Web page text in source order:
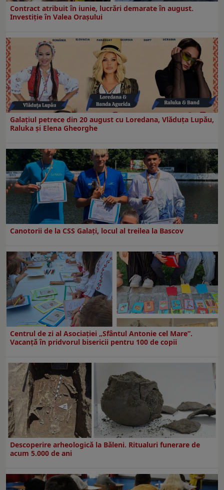
Contract atribuit în iunie, lucrări demarate în august.
Investiţie în Valea Oraşului
Galaţiul petrece din 20 august cu Loredana, Vlăduța Lupău,
Raluka și Elena Gheorghe
Canotorii de la CSS Galați, locul al treilea la Bascov
Centrul de zi al Asociației „Sfântul Antonie cel Mare”.
Vacanță în pridvorul bisericii pentru 100 de copii
Descoperire arheologică la Băleni. Ritualuri funerare de
acum 5.000 de ani